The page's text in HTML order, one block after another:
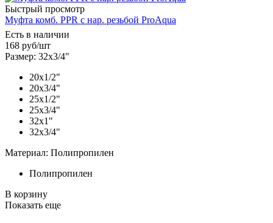
Быстрый просмотр
Муфта комб. PPR с нар. резьбой ProAqua
Есть в наличии
168 руб/шт
Размер: 32х3/4"
20х1/2"
20х3/4"
25х1/2"
25х3/4"
32х1"
32х3/4"
Материал: Полипропилен
Полипропилен
В корзину
Показать еще